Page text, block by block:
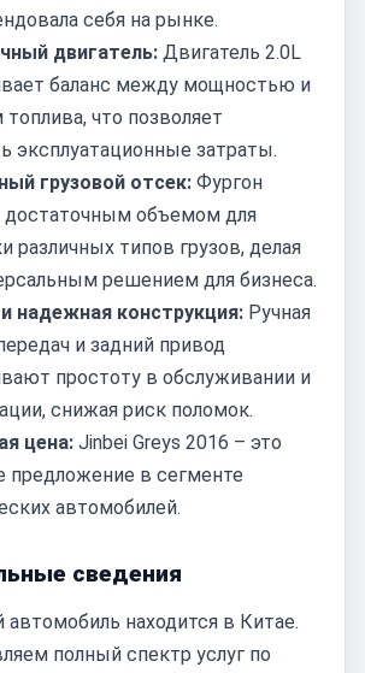
себя на рынке.
двигатель: Двигатель 2.0L
баланс между мощностью и
что позволяет
эксплуатационные затраты.
грузовой отсек: Фургон
достаточным объемом для
различных типов грузов, делая
решением для бизнеса.
надежная конструкция: Ручная
и задний привод
простоту в обслуживании и
снижая риск поломок.
цена: Jinbei Greys 2016 – это
предложение в сегменте
автомобилей.
сведения
находится в Китае.
полный спектр услуг по